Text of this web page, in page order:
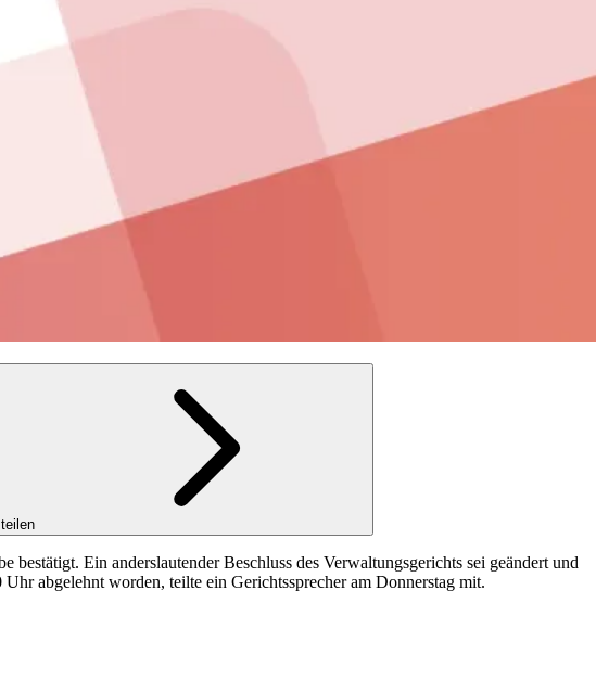
Ein anderslautender Beschluss des Verwaltungsgerichts sei geändert und
abgelehnt worden, teilte ein Gerichtssprecher am Donnerstag mit.